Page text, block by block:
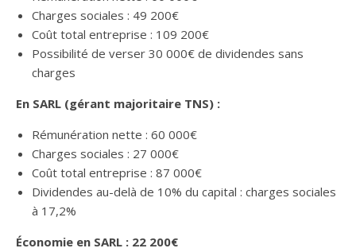
Charges sociales : 49 200€
Coût total entreprise : 109 200€
Possibilité de verser 30 000€ de dividendes sans
charges
En SARL (gérant majoritaire TNS) :
Rémunération nette : 60 000€
Charges sociales : 27 000€
Coût total entreprise : 87 000€
Dividendes au-delà de 10% du capital : charges sociales
à 17,2%
Économie en SARL : 22 200€